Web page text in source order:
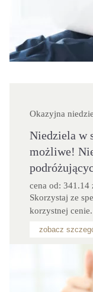
Okazyjna
Niedziela w
możliwe!
cena od: 341.14
Skorzystaj ze
korzystnej cenie.
zobacz